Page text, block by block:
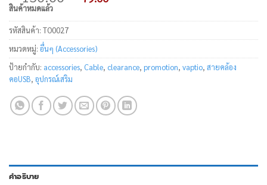
was:
฿ 150.00.
is:
฿ 79.00.
สินค้าหมดแล้ว
รหัสสินค้า: TO0027
หมวดหมู่: อื่นๆ (Accessories)
ป้ายกำกับ: accessories, Cable, clearance, promotion, vaptio, สายคล้อง
คอUSB, อุปกรณ์เสริม
คำอธิบาย